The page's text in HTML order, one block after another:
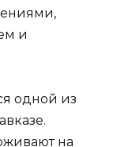
и
одной из
на